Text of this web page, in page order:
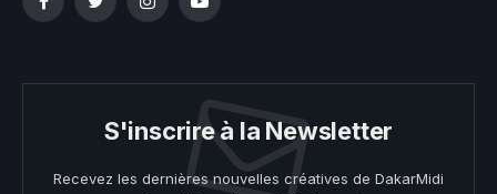
FacebookTwitterInstagramYouTube
S'inscrire à la Newsletter
Recevez les dernières nouvelles créatives de DakarMidi